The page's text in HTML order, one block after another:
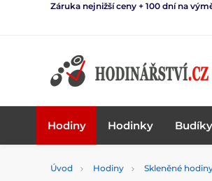
Záruka nejnižší ceny + 100 dní na
Hodiny Hodinky Budíky
Úvod Hodiny Skleněné